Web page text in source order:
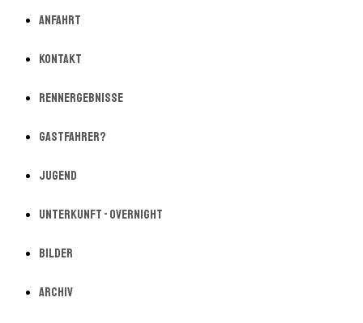
Anfahrt
Kontakt
Rennergebnisse
Gastfahrer?
Jugend
Unterkunft - Overnight
Bilder
Archiv